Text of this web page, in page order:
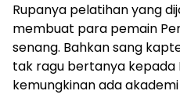
Rupanya pelatihan yang
membuat para pemain
senang. Bahkan sang
tak ragu bertanya kepada
kemungkinan ada